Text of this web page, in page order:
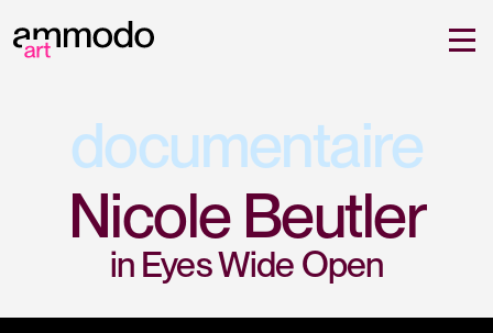
documentaire
Nicole Beutler
in Eyes Wide Open